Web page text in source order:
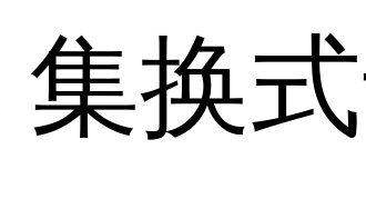
集换